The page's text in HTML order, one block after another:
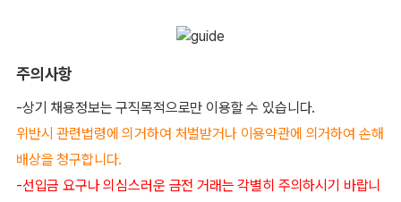
주의사항
-상기 채용정보는 구직목적으로만 이용할 수 있습니다.
위반시 관련법령에 의거하여 처벌받거나 이용약관에 의거하여 손해
배상을 청구합니다.
-선입금 요구나 의심스러운 금전 거래는 각별히 주의하시기 바랍니